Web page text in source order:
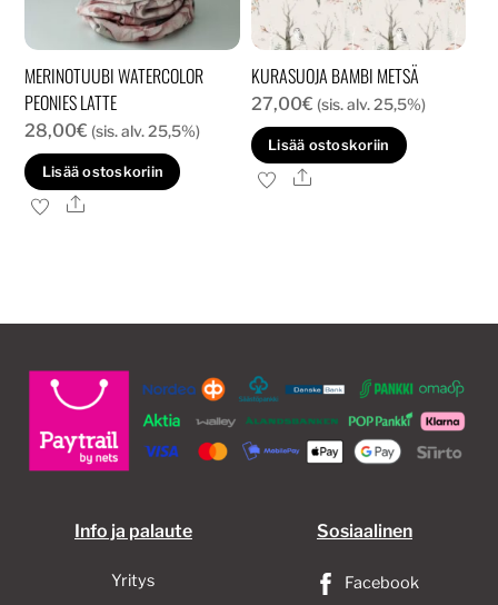
MERINOTUUBI WATERCOLOR
PEONIES LATTE
28,00€ (sis. alv. 25,5%)
Lisää ostoskoriin
Ale
KURASUOJA BAMBI METSÄ
27,00€ (sis. alv. 25,5%)
Lisää ostoskoriin
Ale
Info ja palaute
Yritys
Sosiaalinen
Facebook